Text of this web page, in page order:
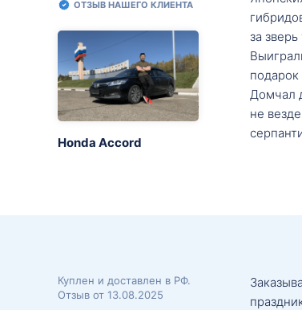
ОТЗЫВ НАШЕГО КЛИЕНТА
Honda Accord
за
Домчал
не
Куплен и доставлен в РФ.
Отзыв от 13.08.2025